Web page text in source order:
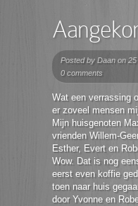
Posted by Daan on 25
0 comments
Wat een verrassing
er zoveel mensen
Mijn huisgenoten
vrienden Willem-
Esther, Evert en
Wow. Dat is nog
eerst even koffie
toen naar huis
door Yvonne en